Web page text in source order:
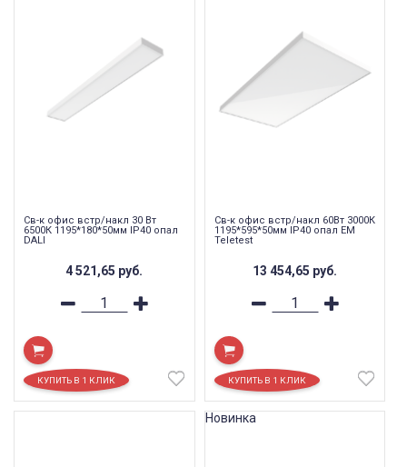
Св-к офис встр/накл 30 Вт
6500К 1195*180*50мм IP40 опал
DALI
4 521,65 руб.
Св-к офис встр/накл 60Вт 3000К
1195*595*50мм IP40 опал EM
Teletest
13 454,65 руб.
Новинка